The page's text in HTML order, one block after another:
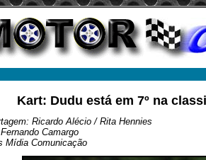
Kart: Dudu está em 7º na
Ricardo Alécio / Rita Hennies
Camargo
Mídia Comunicação